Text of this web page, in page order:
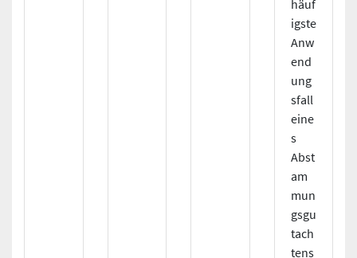
häuf
igste
Anw
end
ung
sfall
eine
s
Abst
am
mun
gsgu
tach
tens